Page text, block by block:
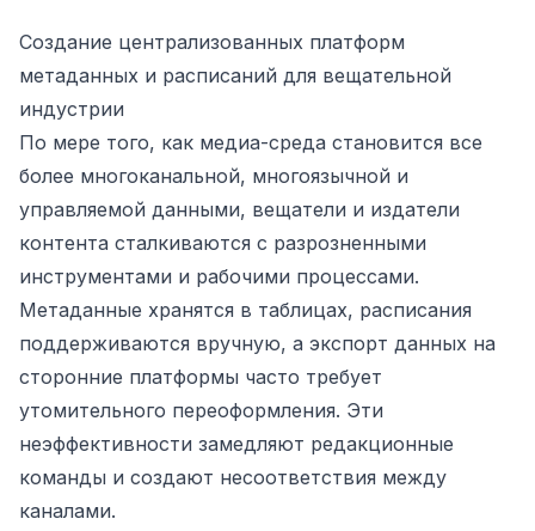
Создание централизованных платформ
метаданных и расписаний для вещательной
индустрии
По мере того, как медиа-среда становится все
более многоканальной, многоязычной и
управляемой данными, вещатели и издатели
контента сталкиваются с разрозненными
инструментами и рабочими процессами.
Метаданные хранятся в таблицах, расписания
поддерживаются вручную, а экспорт данных на
сторонние платформы часто требует
утомительного переоформления. Эти
неэффективности замедляют редакционные
команды и создают несоответствия между
каналами.